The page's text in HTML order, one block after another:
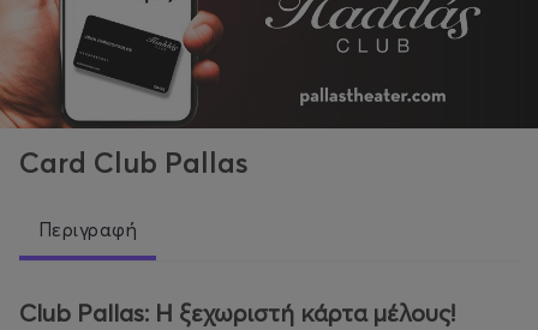
Card Club Pallas
Περιγραφή
Club Pallas: Η ξεχωριστή κάρτα μέλους!